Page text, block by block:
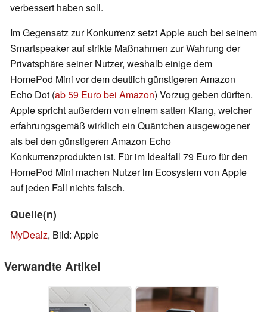
verbessert haben soll.
Im Gegensatz zur Konkurrenz setzt Apple auch bei seinem
Smartspeaker auf strikte Maßnahmen zur Wahrung der
Privatsphäre seiner Nutzer, weshalb einige dem
HomePod Mini vor dem deutlich günstigeren Amazon
Echo Dot (ab 59 Euro bei Amazon) Vorzug geben dürften.
Apple spricht außerdem von einem satten Klang, welcher
erfahrungsgemäß wirklich ein Quäntchen ausgewogener
als bei den günstigeren Amazon Echo
Konkurrenzprodukten ist. Für im Idealfall 79 Euro für den
HomePod Mini machen Nutzer im Ecosystem von Apple
auf jeden Fall nichts falsch.
Quelle(n)
MyDealz, Bild: Apple
Verwandte Artikel